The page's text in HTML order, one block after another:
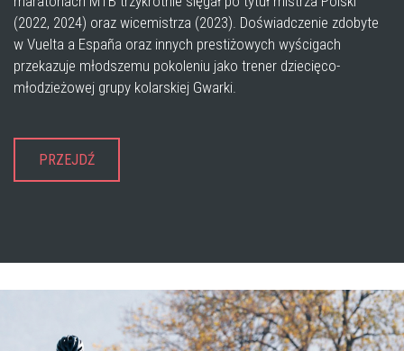
(2022, 2024) oraz wicemistrza (2023). Doświadczenie zdobyte
w Vuelta a España oraz innych prestiżowych wyścigach
przekazuje młodszemu pokoleniu jako trener dziecięco-
młodzieżowej grupy kolarskiej Gwarki.
PRZEJDŹ